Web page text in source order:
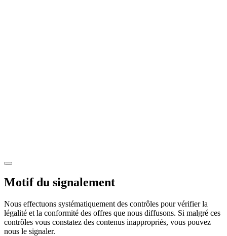
Motif du signalement
Nous effectuons systématiquement des contrôles pour vérifier la
légalité et la conformité des offres que nous diffusons. Si malgré ces
contrôles vous constatez des contenus inappropriés, vous pouvez
nous le signaler.